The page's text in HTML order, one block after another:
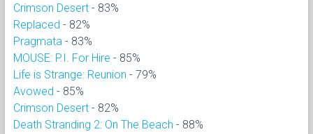
Crimson Desert - 83%
Replaced - 82%
Pragmata - 83%
MOUSE: P.I. For Hire - 85%
Life is Strange: Reunion - 79%
Avowed - 85%
Crimson Desert - 82%
Death Stranding 2: On The Beach - 88%